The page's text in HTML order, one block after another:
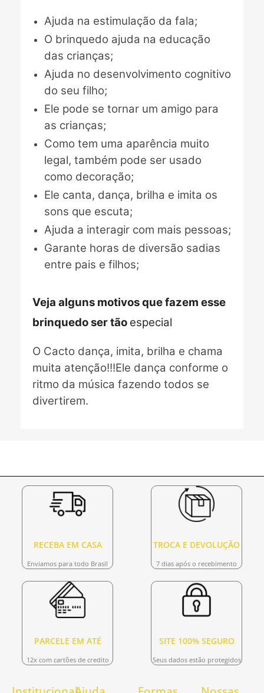
Ajuda na estimulação da fala;
O brinquedo ajuda na educação
das crianças;
Ajuda no desenvolvimento cognitivo
do seu filho;
Ele pode se tornar um amigo para
as crianças;
Como tem uma aparência muito
legal, também pode ser usado
como decoração;
Ele canta, dança, brilha e imita os
sons que escuta;
Ajuda a interagir com mais pessoas;
Garante horas de diversão sadias
entre pais e filhos;
Veja alguns motivos que fazem esse
brinquedo ser tão especial
O Cacto dança, imita, brilha e chama
muita atenção!!!Ele dança conforme o
ritmo da música fazendo todos se
divertirem.
RECEBA EM CASA
Enviamos para todo Brasil
TROCA E DEVOLUÇÃO
7 dias após o recebimento
PARCELE EM ATÉ
12x com cartões de credito
SITE 100% SEGURO
Seus dados estão protegidos